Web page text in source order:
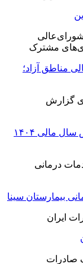
مناطق آزاد؛
پیشتازی سپ در ۸ شاخص کلیدی گزارش سال مالی ۱۴۰۴
بیمارستان سینا